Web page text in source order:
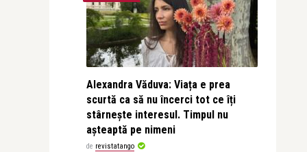
Alexandra Văduva: Viața e prea
scurtă ca să nu încerci tot ce îți
stârnește interesul. Timpul nu
așteaptă pe nimeni
de revistatango